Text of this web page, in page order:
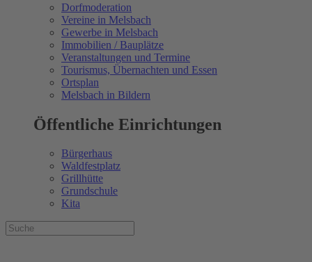
Dorfmoderation
Vereine in Melsbach
Gewerbe in Melsbach
Immobilien / Bauplätze
Veranstaltungen und Termine
Tourismus, Übernachten und Essen
Ortsplan
Melsbach in Bildern
Öffentliche Einrichtungen
Bürgerhaus
Waldfestplatz
Grillhütte
Grundschule
Kita